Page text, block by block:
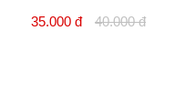
FC/UPC 3M
35.000 đ 40.000 đ